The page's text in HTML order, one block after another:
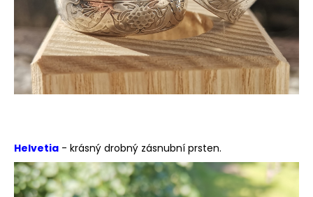
Helvetia - krásný drobný zásnubní prsten.